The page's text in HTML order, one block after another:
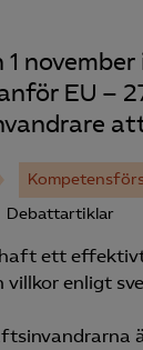
1
EU –
Debattartiklar
ett
villkor enligt